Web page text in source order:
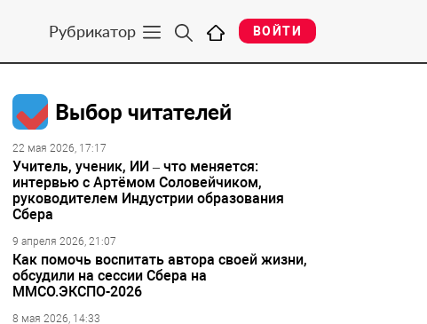
Рубрикатор ВОЙТИ
Выбор читателей
22 мая 2026, 17:17
Учитель, ученик, ИИ – что меняется:
интервью с Артёмом Соловейчиком,
руководителем Индустрии образования
Сбера
9 апреля 2026, 21:07
Как помочь воспитать автора своей жизни,
обсудили на сессии Сбера на
ММСО.ЭКСПО-2026
8 мая 2026, 14:33